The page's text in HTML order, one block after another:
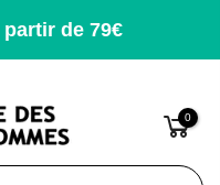
de 79€
0